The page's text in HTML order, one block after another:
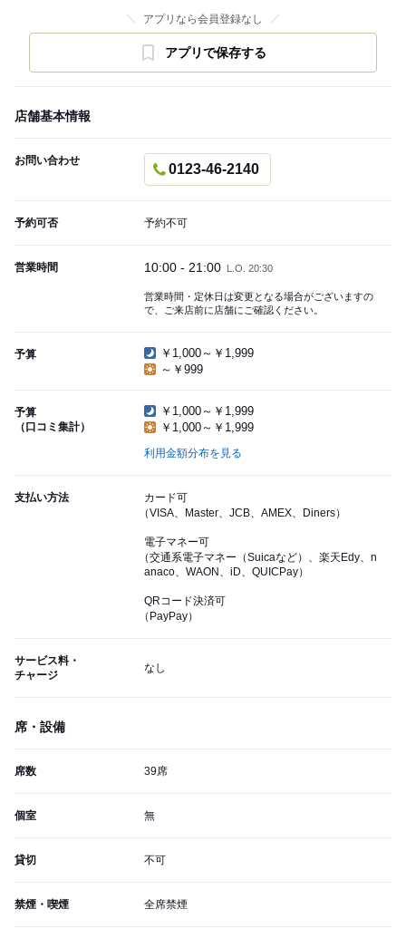
アプリなら会員登録なし
アプリで保存する
店舗基本情報
お問い合わせ
0123-46-2140
予約可否 予約不可
営業時間 10:00 - 21:00 L.O. 20:30
営業時間・定休日は変更となる場合がございますの
で、ご来店前に店舗にご確認ください。
予算
￥1,000～￥1,999
～￥999
予算
（口コミ集計）
￥1,000～￥1,999
￥1,000～￥1,999
利用金額分布を見る
支払い方法
カード可
（VISA、Master、JCB、AMEX、Diners）
電子マネー可
（交通系電子マネー（Suicaなど）、楽天Edy、n
anaco、WAON、iD、QUICPay）
QRコード決済可
（PayPay）
サービス料・
チャージ
なし
席・設備
席数 39席
個室 無
貸切 不可
禁煙・喫煙 全席禁煙